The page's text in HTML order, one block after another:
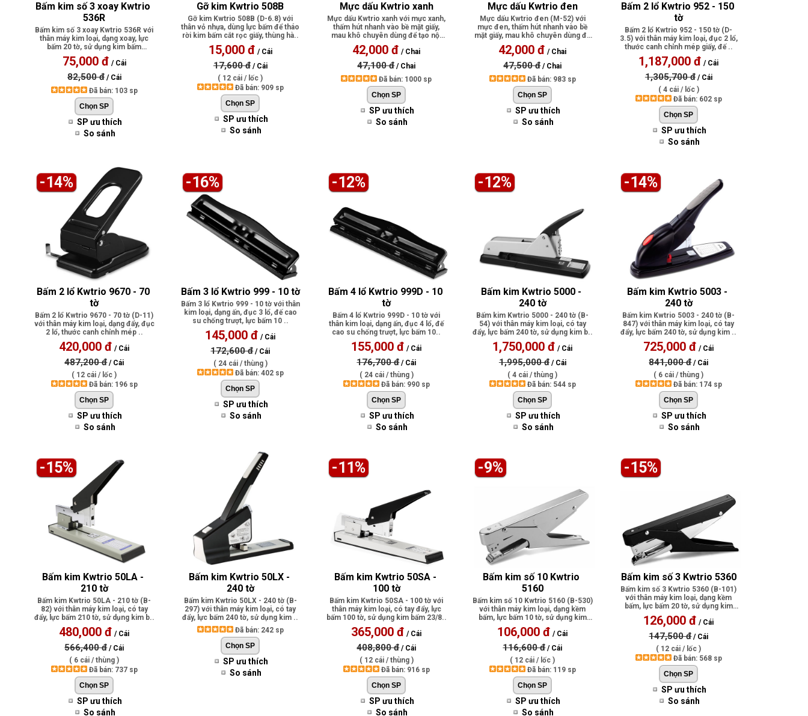
Bấm kim số 3 xoay Kwtrio
536R
Bấm kim số 3 xoay Kwtrio 536R với
thân máy kim loại, dạng xoay, lực
bấm 20 tờ, sử dụng kim bấm
no.03..
75,000 đ / Cái
82,500 đ/ Cái
Đã bán: 103 sp
SP ưu thích
So sánh
Gỡ kim Kwtrio 508B
Gỡ kim Kwtrio 508B (D-6.8) với
thân vỏ nhựa, dùng lực bấm để tháo
rời kim bấm cắt rọc giấy, thùng hà..
15,000 đ / Cái
17,600 đ/ Cái
( 12 cái / lốc )
Đã bán: 909 sp
SP ưu thích
So sánh
Mực dấu Kwtrio xanh
Mực dấu Kwtrio xanh với mực xanh,
thấm hút nhanh vào bề mặt giấy,
mau khô chuyên dùng để tạo nội
dun..
42,000 đ / Chai
47,100 đ/ Chai
Đã bán: 1000 sp
SP ưu thích
So sánh
Mực dấu Kwtrio đen
Mực dấu Kwtrio đen (M-52) với
mực đen, thấm hút nhanh vào bề
mặt giấy, mau khô chuyên dùng để
tạo nộ..
42,000 đ / Chai
47,500 đ/ Chai
Đã bán: 983 sp
SP ưu thích
So sánh
Bấm 2 lổ Kwtrio 952 - 150
tờ
Bấm 2 lổ Kwtrio 952 - 150 tờ (D-
3.5) với thân máy kim loại, đục 2 lổ,
thước canh chỉnh mép giấy, đế ..
1,187,000 đ / Cái
1,305,700 đ/ Cái
( 4 cái / lốc )
Đã bán: 602 sp
SP ưu thích
So sánh
-14%
Bấm 2 lổ Kwtrio 9670 - 70
tờ
Bấm 2 lổ Kwtrio 9670 - 70 tờ (D-11)
với thân máy kim loại, dạng đẩy, đục
2 lổ, thước canh chỉnh mép ..
420,000 đ / Cái
487,200 đ/ Cái
( 12 cái / lốc )
Đã bán: 196 sp
SP ưu thích
So sánh
-16%
Bấm 3 lổ Kwtrio 999 - 10 tờ
Bấm 3 lổ Kwtrio 999 - 10 tờ với thân
kim loại, dạng ấn, đục 3 lổ, đế cao
su chống trượt, lực bấm 10 ..
145,000 đ / Cái
172,600 đ/ Cái
( 24 cái / thùng )
Đã bán: 402 sp
SP ưu thích
So sánh
-12%
Bấm 4 lổ Kwtrio 999D - 10
tờ
Bấm 4 lổ Kwtrio 999D - 10 tờ với
thân kim loại, dạng ấn, đục 4 lổ, đế
cao su chống trượt, lực bấm 10..
155,000 đ / Cái
176,700 đ/ Cái
( 24 cái / thùng )
Đã bán: 990 sp
SP ưu thích
So sánh
-12%
Bấm kim Kwtrio 5000 -
240 tờ
Bấm kim Kwtrio 5000 - 240 tờ (B-
54) với thân máy kim loại, có tay
đẩy, lực bấm 240 tờ, sử dụng kim b..
1,750,000 đ / Cái
1,995,000 đ/ Cái
( 4 cái / thùng )
Đã bán: 544 sp
SP ưu thích
So sánh
-14%
Bấm kim Kwtrio 5003 -
240 tờ
Bấm kim Kwtrio 5003 - 240 tờ (B-
847) với thân máy kim loại, có tay
đẩy, lực bấm 240 tờ, sử dụng kim ..
725,000 đ / Cái
841,000 đ/ Cái
( 6 cái / thùng )
Đã bán: 174 sp
SP ưu thích
So sánh
-15%
Bấm kim Kwtrio 50LA -
210 tờ
Bấm kim Kwtrio 50LA - 210 tờ (B-
82) với thân máy kim loại, có tay
đẩy, lực bấm 210 tờ, sử dụng kim b..
480,000 đ / Cái
566,400 đ/ Cái
( 6 cái / thùng )
Đã bán: 737 sp
SP ưu thích
So sánh
Bấm kim Kwtrio 50LX -
240 tờ
Bấm kim Kwtrio 50LX - 240 tờ (B-
297) với thân máy kim loại, có tay
đẩy, lực bấm 240 tờ, sử dụng kim ..
Đã bán: 242 sp
SP ưu thích
So sánh
-11%
Bấm kim Kwtrio 50SA -
100 tờ
Bấm kim Kwtrio 50SA - 100 tờ với
thân máy kim loại, có tay đẩy, lực
bấm 100 tờ, sử dụng kim bấm 23/8..
365,000 đ / Cái
408,800 đ/ Cái
( 12 cái / thùng )
Đã bán: 916 sp
SP ưu thích
So sánh
-9%
Bấm kim số 10 Kwtrio
5160
Bấm kim số 10 Kwtrio 5160 (B-530)
với thân máy kim loại, dạng kềm
bấm, lực bấm 10 tờ, sử dụng kim
bấ..
106,000 đ / Cái
116,600 đ/ Cái
( 12 cái / lốc )
Đã bán: 119 sp
SP ưu thích
So sánh
-15%
Bấm kim số 3 Kwtrio 5360
Bấm kim số 3 Kwtrio 5360 (B-101)
với thân máy kim loại, dạng kềm
bấm, lực bấm 20 tờ, sử dụng kim
bấm..
126,000 đ / Cái
147,500 đ/ Cái
( 12 cái / lốc )
Đã bán: 568 sp
SP ưu thích
So sánh